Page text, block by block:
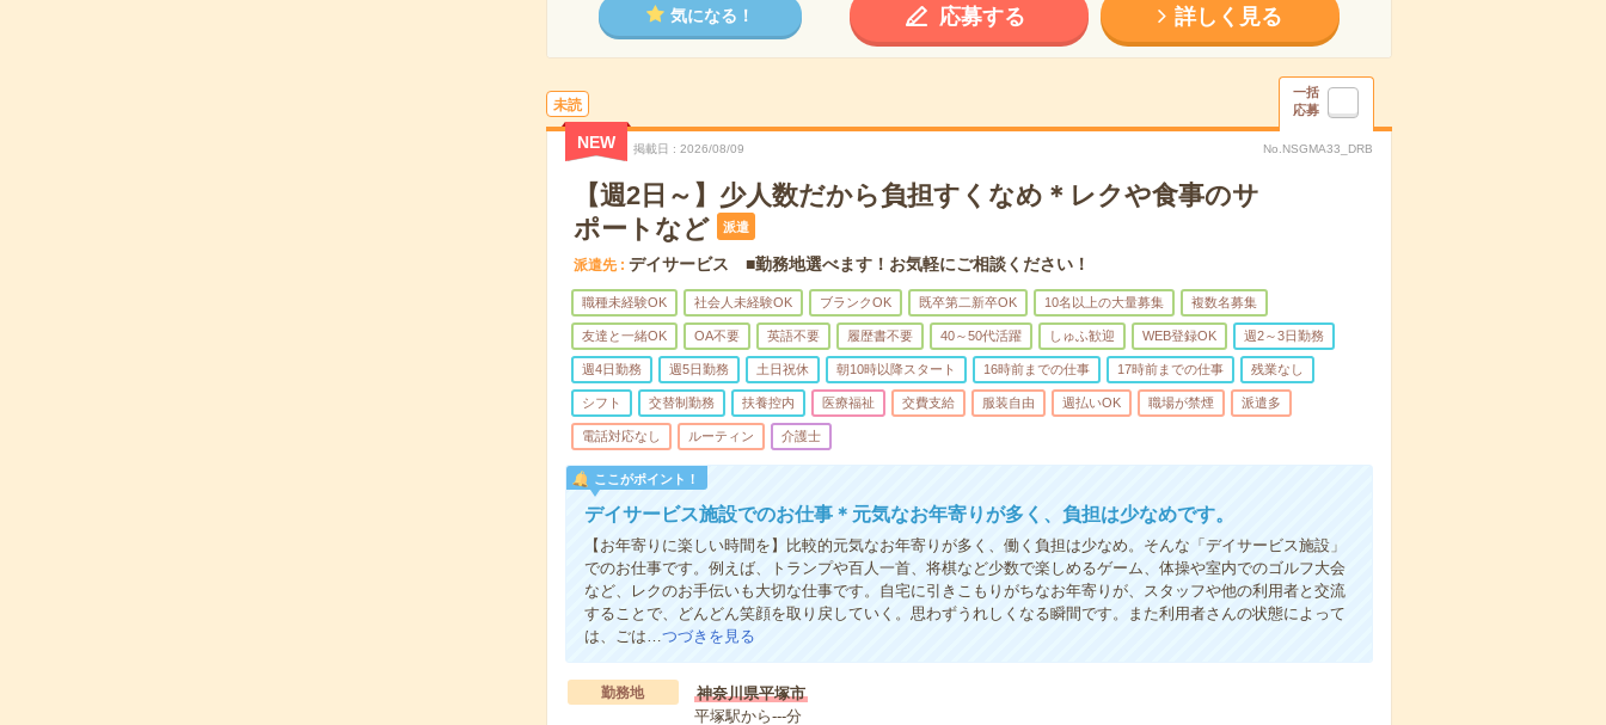
気になる！ 応募する 詳しく見る
未読
一括
応募
NEW 掲載日 2026/08/09 No.NSGMA33_DRB
【週2日～】少人数だから負担すくなめ＊レクや食事のサ
ポートなど
派遣
派遣先 デイサービス ■勤務地選べます！お気軽にご相談ください！
職種未経験OK 社会人未経験OK ブランクOK 既卒第二新卒OK 10名以上の大量募集 複数名募集
友達と一緒OK OA不要 英語不要 履歴書不要 40～50代活躍 しゅふ歓迎 WEB登録OK 週2～3日勤務
週4日勤務 週5日勤務 土日祝休 朝10時以降スタート 16時前までの仕事 17時前までの仕事 残業なし
シフト 交替制勤務 扶養控内 医療福祉 交費支給 服装自由 週払いOK 職場が禁煙 派遣多
電話対応なし ルーティン 介護士
ここがポイント！
デイサービス施設でのお仕事＊元気なお年寄りが多く、負担は少なめです。
【お年寄りに楽しい時間を】比較的元気なお年寄りが多く、働く負担は少なめ。そんな「デイサービス施設」
でのお仕事です。例えば、トランプや百人一首、将棋など少数で楽しめるゲーム、体操や室内でのゴルフ大会
など、レクのお手伝いも大切な仕事です。自宅に引きこもりがちなお年寄りが、スタッフや他の利用者と交流
することで、どんどん笑顔を取り戻していく。思わずうれしくなる瞬間です。また利用者さんの状態によって
は、ごは…つづきを見る
勤務地
神奈川県平塚市
平塚駅から---分